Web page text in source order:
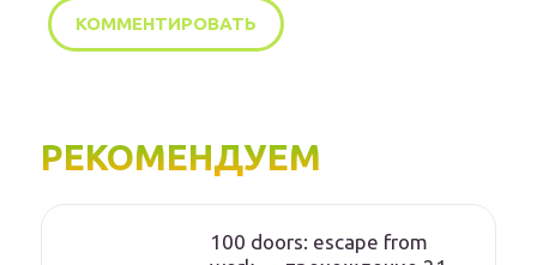
РЕКОМЕНДУЕМ
100 doors: escape from